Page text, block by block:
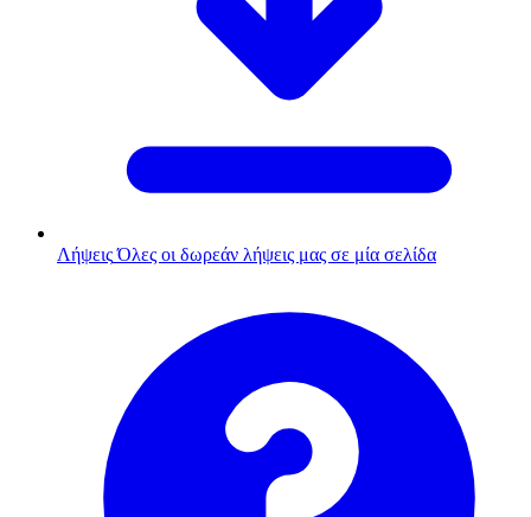
Λήψεις Όλες οι δωρεάν λήψεις μας σε μία σελίδα